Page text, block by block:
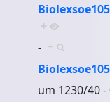
+
- +
um 1230/40 -